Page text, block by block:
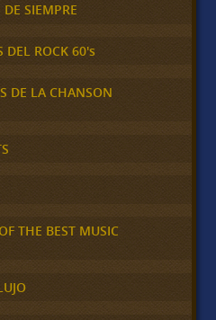
SIEMPRE
DEL ROCK 60's
DE LA CHANSON
THE BEST MUSIC